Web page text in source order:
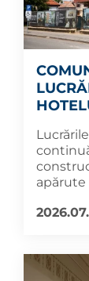
apărute